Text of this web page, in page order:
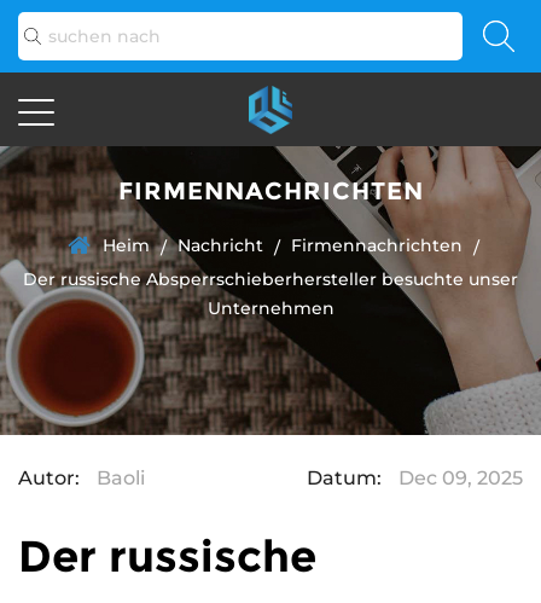
FIRMENNACHRICHTEN
Heim / Nachricht / Firmennachrichten /
Der russische Absperrschieberhersteller besuchte unser
Unternehmen
Autor: Baoli Datum: Dec 09, 2025
Der russische